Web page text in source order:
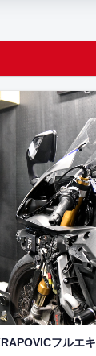
フルエキ